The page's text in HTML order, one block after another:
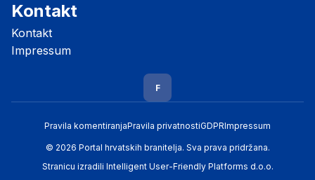
Kontakt
Kontakt
Impressum
F
Pravila komentiranjaPravila privatnostiGDPRImpressum
© 2026 Portal hrvatskih branitelja. Sva prava pridržana.
Stranicu izradili Intelligent User-Friendly Platforms d.o.o.